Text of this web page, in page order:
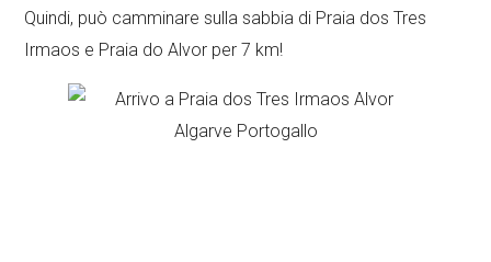
Quindi, può camminare sulla sabbia di Praia dos Tres
Irmaos e Praia do Alvor per 7 km!